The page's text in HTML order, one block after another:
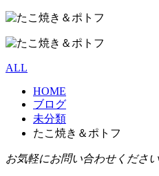
ALL
HOME
ブログ
未分類
たこ焼き＆ポトフ
お気軽にお問い合わせください